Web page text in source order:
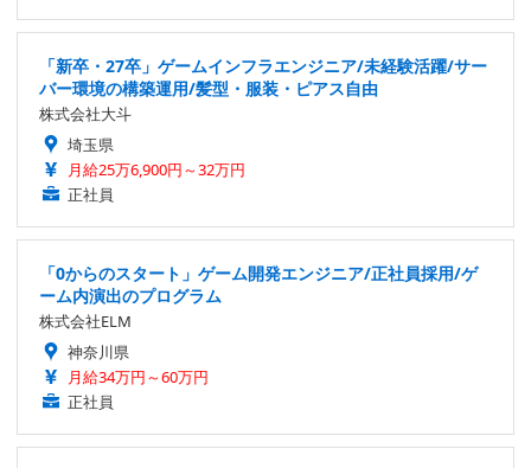
「新卒・27卒」ゲームインフラエンジニア/未経験活躍/サー
バー環境の構築運用/髪型・服装・ピアス自由
株式会社大斗
埼玉県
月給25万6,900円～32万円
正社員
「0からのスタート」ゲーム開発エンジニア/正社員採用/ゲ
ーム内演出のプログラム
株式会社ELM
神奈川県
月給34万円～60万円
正社員